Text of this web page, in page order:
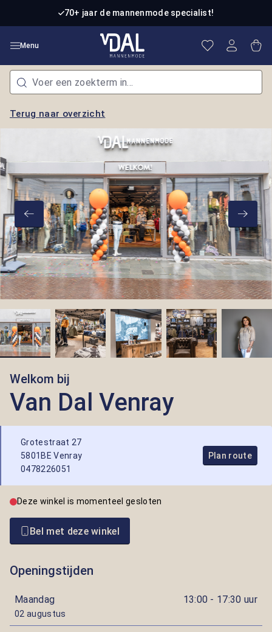
Ga naar de hoofdinhoud70+ jaar de mannenmode specialist!
Menu Je hebt 0
Terug naar overzicht
Welkom bij
Van Dal Venray
Grotestraat 27
5801BE Venray
0478226051
Plan route
Deze winkel is momenteel gesloten
Bel met deze winkel
Openingstijden
Maandag
02 augustus
13:00 - 17:30 uur